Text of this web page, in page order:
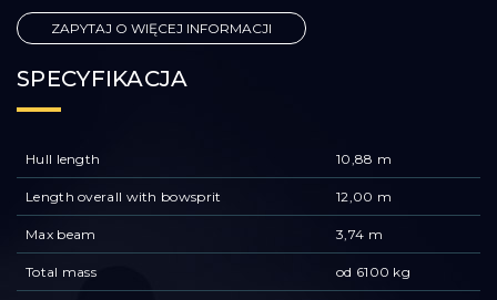
ZAPYTAJ O WIĘCEJ INFORMACJI
SPECYFIKACJA
Hull length 10,88 m
Length overall with bowsprit 12,00 m
Max beam 3,74 m
Total mass od 6100 kg